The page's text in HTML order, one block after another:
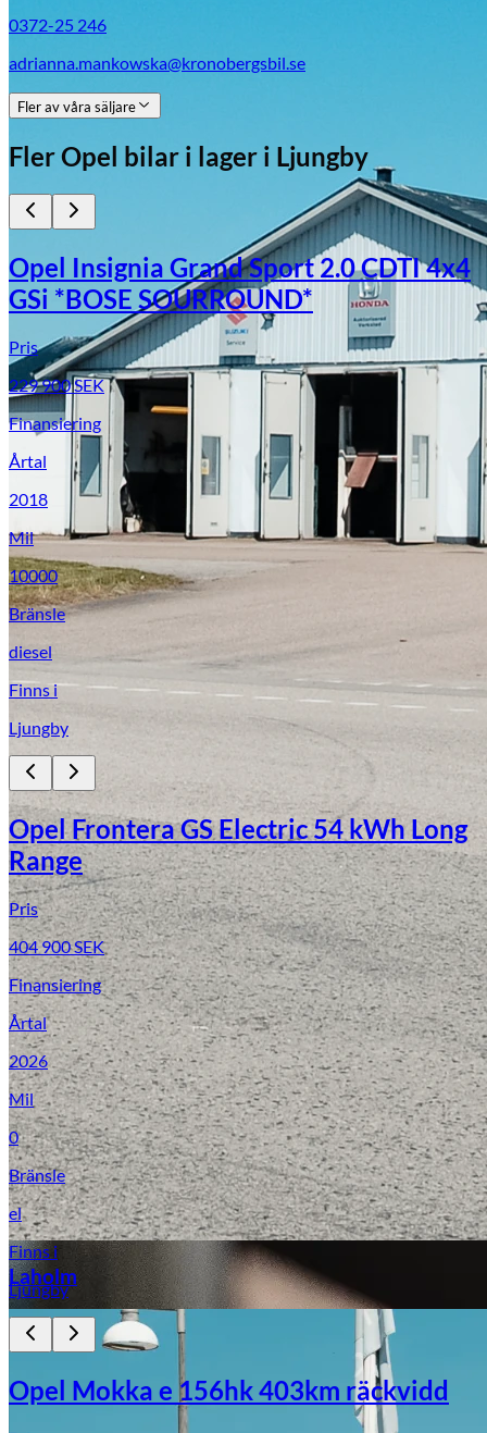
Laga stenskott
Laholm
0372-25 246
adrianna.mankowska@kronobergsbil.se
Fler av våra säljare
FlerOpel bilar i lager i Ljungby
Opel Insignia Grand Sport 2.0 CDTI 4x4
GSi *BOSE SOURROUND*
Pris
229 900SEK
Finansiering
Årtal
2018
Mil
10000
Bränsle
diesel
Finns i
Ljungby
Opel Frontera GS Electric 54 kWh Long
Range
Pris
404 900SEK
Finansiering
Årtal
2026
Mil
0
Bränsle
el
Finns i
Ljungby
Opel Mokka e 156hk 403km räckvidd